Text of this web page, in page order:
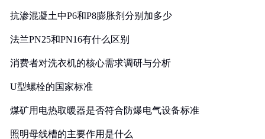
抗渗混凝土中P6和P8膨胀剂分别加多少
法兰PN25和PN16有什么区别
消费者对洗衣机的核心需求调研与分析
U型螺栓的国家标准
煤矿用电热取暖器是否符合防爆电气设备标准
照明母线槽的主要作用是什么